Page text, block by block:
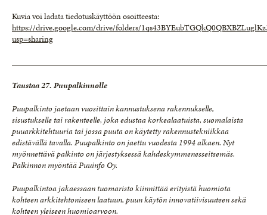
Kuvia voi ladata tiedotuskäyttöön osoitteesta:
https://drive.google.com/drive/folders/
usp=sharing
Taustaa 27. Puupalkinnolle
Puupalkinto jaetaan vuosittain kannustuksena rakennukselle,
sisustukselle tai rakenteelle, joka edustaa korkealaatuista, suomalaista
puuarkkitehtuuria tai jossa puuta on käytetty rakennustekniikkaa
edistävällä tavalla. Puupalkinto on jaettu vuodesta 1994 alkaen. Nyt
myönnettävä palkinto on järjestyksessä kahdeskymmenesseitsemäs.
Palkinnon myöntää Puuinfo Oy.
Puupalkintoa jakaessaan tuomaristo kiinnittää erityistä huomiota
kohteen arkkitehtoniseen laatuun, puun käytön innovatiivisuuteen sekä
kohteen yleiseen huomioarvoon.